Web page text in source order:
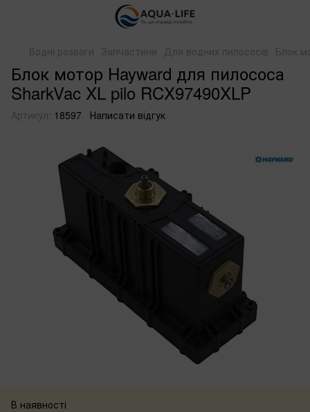
Водні розваги Запчастини Для водних пилососів Блок
Блок мотор Hayward для пилососа
SharkVac XL pilo RCX97490XLP
Артикул: 18597 Написати відгук
В наявності